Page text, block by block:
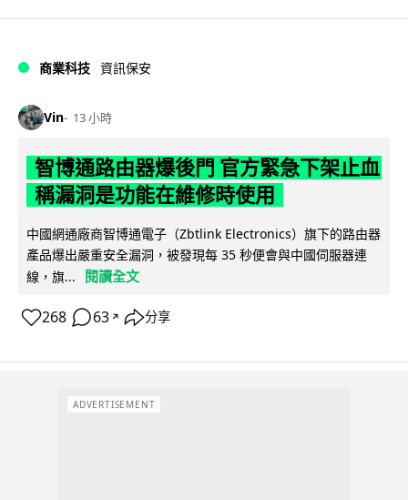
商業科技 資訊保安
Vin 13 小時
智博通路由器爆後門 官方緊急下架止血
稱漏洞是功能在維修時使用
中國網通廠商智博通電子（Zbtlink Electronics）旗下的路由器
產品爆出嚴重安全漏洞，被發現每 35 秒便會與中國伺服器連
線，旗...
閱讀全文
268 63 ↗ 分享
ADVERTISEMENT